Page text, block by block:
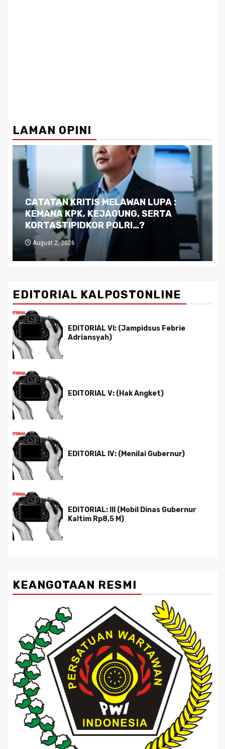
LAMAN OPINI
Dilema Kaltim di Tengah Krisis:
Kutukan Sumber Daya Alam dan
Pemimpin yang Tak Kreatif
July 29, 2026
EDITORIAL KALPOSTONLINE
EDITORIAL VI: (Jampidsus Febrie
Adriansyah)
EDITORIAL V: (Hak Angket)
EDITORIAL IV: (Menilai Gubernur)
EDITORIAL: III (Mobil Dinas Gubernur
Kaltim Rp8,5 M)
KEANGOTAAN RESMI